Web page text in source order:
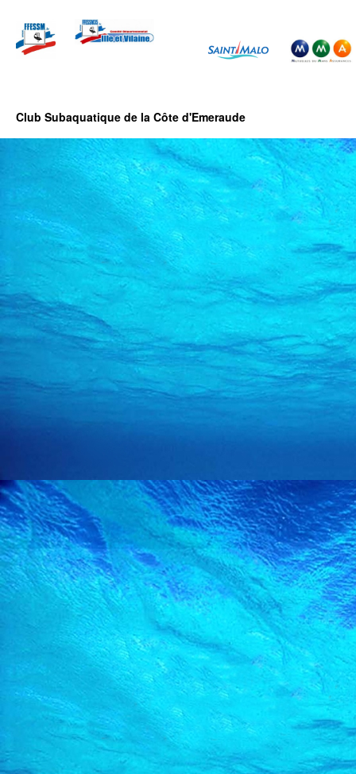
Club Subaquatique de la Côte d'Emeraude